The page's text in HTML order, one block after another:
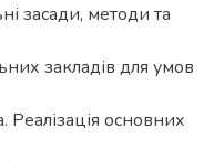
засади, методи та
закладів для умов
Реалізація основних